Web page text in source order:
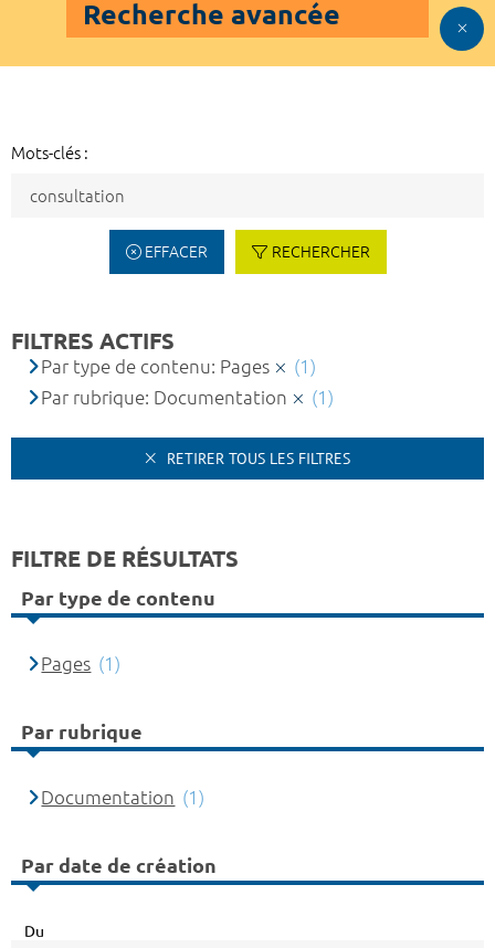
Recherche avancée
Mots-clés :
EFFACER RECHERCHER
FILTRES ACTIFS
Par type de contenu: Pages
(1)
Par rubrique: Documentation
(1)
RETIRER TOUS LES FILTRES
FILTRE DE RÉSULTATS
Par type de contenu
Pages (1)
Par rubrique
Documentation (1)
Par date de création
Du